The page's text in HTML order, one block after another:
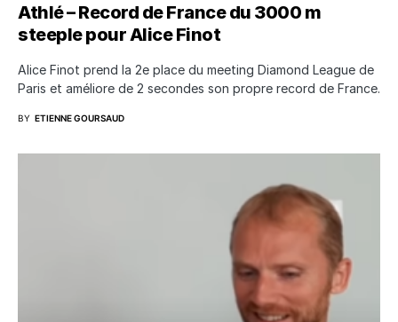
Athlé – Record de France du 3000 m
steeple pour Alice Finot
Alice Finot prend la 2e place du meeting Diamond League de
Paris et améliore de 2 secondes son propre record de France.
BY ETIENNE GOURSAUD